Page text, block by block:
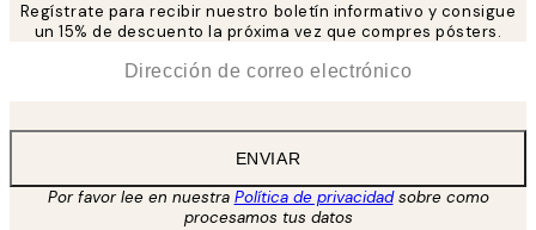
Regístrate para recibir nuestro boletín informativo y consigue
un 15% de descuento la próxima vez que compres pósters.
ENVIAR
Por favor lee en nuestra Política de privacidadsobre como
procesamos tus datos